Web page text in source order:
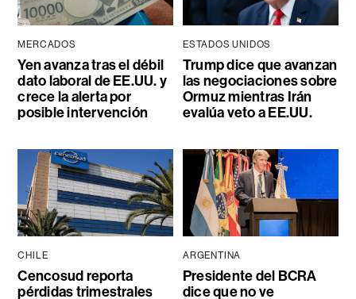
MERCADOS
Yen avanza tras el débil
dato laboral de EE.UU. y
crece la alerta por
posible intervención
ESTADOS UNIDOS
Trump dice que avanzan
las negociaciones sobre
Ormuz mientras Irán
evalúa veto a EE.UU.
CHILE
Cencosud reporta
pérdidas trimestrales
ARGENTINA
Presidente del BCRA
dice que no ve